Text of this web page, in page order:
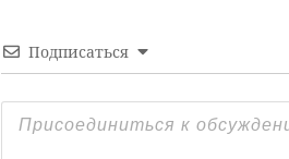
Подписаться